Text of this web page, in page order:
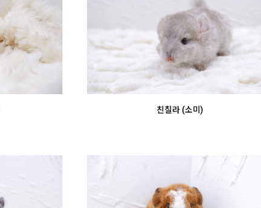
친칠라 (소미)